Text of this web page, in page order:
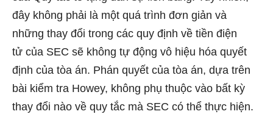
đây không phải là một quá trình đơn giản và
những thay đổi trong các quy định về tiền điện
tử của SEC sẽ không tự động vô hiệu hóa quyết
định của tòa án. Phán quyết của tòa án, dựa trên
bài kiểm tra Howey, không phụ thuộc vào bất kỳ
thay đổi nào về quy tắc mà SEC có thể thực hiện.